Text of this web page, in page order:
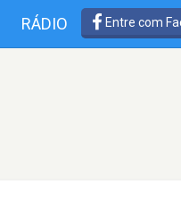
RÁDIO Entre com